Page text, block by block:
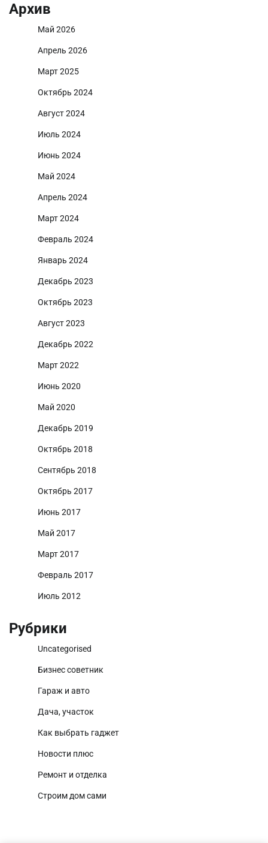
Архив
Май 2026
Апрель 2026
Март 2025
Октябрь 2024
Август 2024
Июль 2024
Июнь 2024
Май 2024
Апрель 2024
Март 2024
Февраль 2024
Январь 2024
Декабрь 2023
Октябрь 2023
Август 2023
Декабрь 2022
Март 2022
Июнь 2020
Май 2020
Декабрь 2019
Октябрь 2018
Сентябрь 2018
Октябрь 2017
Июнь 2017
Май 2017
Март 2017
Февраль 2017
Июль 2012
Рубрики
Uncategorised
Бизнес советник
Гараж и авто
Дача, участок
Как выбрать гаджет
Новости плюс
Ремонт и отделка
Строим дом сами